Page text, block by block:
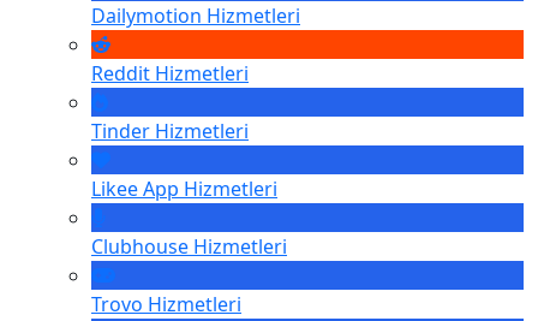
Dailymotion Hizmetleri
Reddit Hizmetleri
Tinder Hizmetleri
Likee App Hizmetleri
Clubhouse Hizmetleri
Trovo Hizmetleri